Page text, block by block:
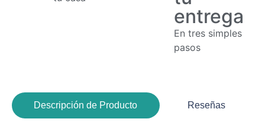
entrega
En tres simples
pasos
Descripción de Producto Reseñas